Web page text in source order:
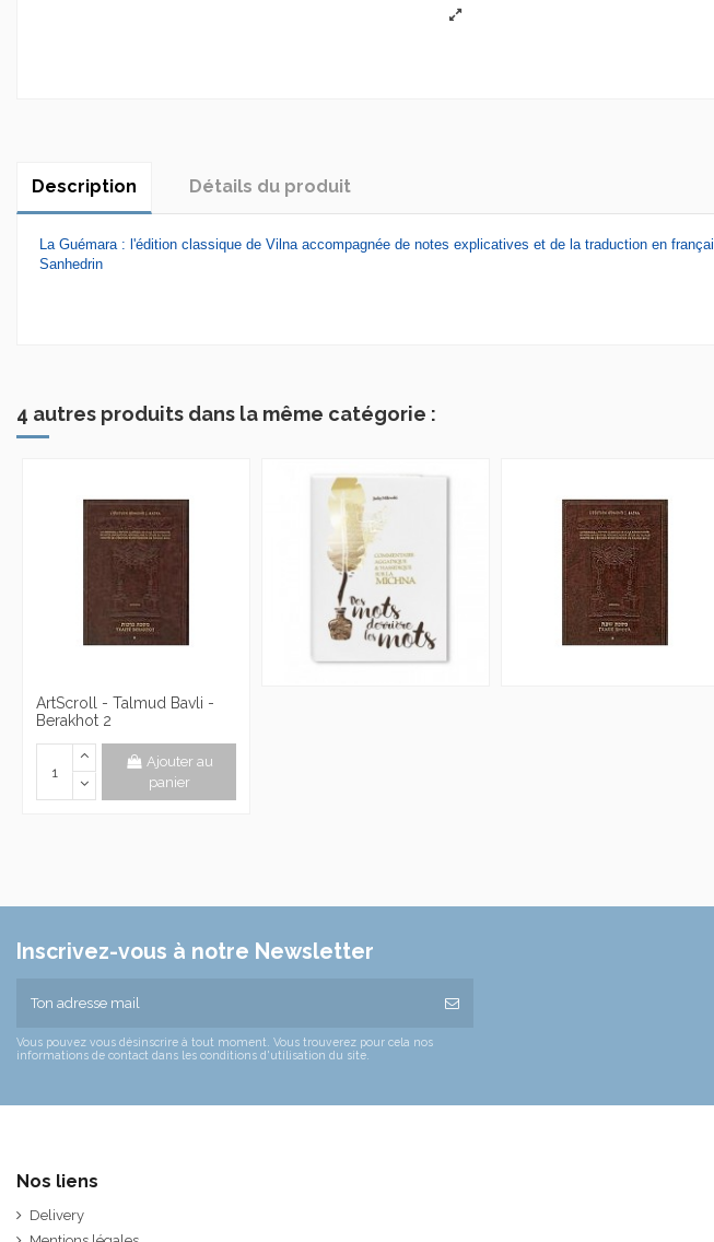
Description Détails du produit
La Guémara : l'édition classique de Vilna accompagnée de notes explicatives et de la traduction en
Sanhedrin
4 autres produits dans la même catégorie :
ArtScroll - Talmud Bavli -
Berakhot 2
Ajouter au
panier
Inscrivez-vous à notre Newsletter
Vous pouvez vous désinscrire à tout moment. Vous trouverez pour cela nos
informations de contact dans les conditions d'utilisation du site.
Nos liens
Delivery